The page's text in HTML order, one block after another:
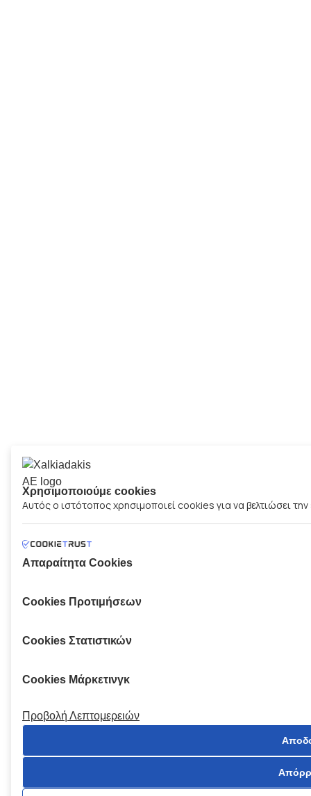
Χρησιμοποιούμε cookies
Αυτός ο ιστότοπος χρησιμοποιεί cookies για να βελτιώσει
Απαραίτητα Cookies
Cookies Προτιμήσεων
Cookies Στατιστικών
Cookies Μάρκετινγκ
Προβολή Λεπτομερειών